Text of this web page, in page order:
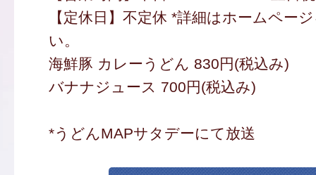
【定休日】不定休 *詳細はホームペー
い。
海鮮豚 カレーうどん 830円(税込み)
バナナジュース 700円(税込み)
*うどんMAPサタデーにて放送